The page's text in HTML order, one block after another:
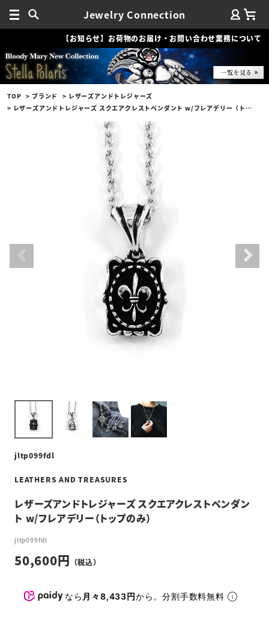
Jewelry Connection
【お知らせ】お荷物のお届け・お問い合わせ業務について
TOP ブランド
レザーズアンドトレジャーズ
レザーズアンドトレジャーズ スクエアクレストペンダント w/フレアデリー（トップのみ）
jltp099fdl
LEATHERS AND TREASURES
レザーズアンドトレジャーズ スクエアクレストペンダン
ト w/フレアデリー（トップのみ）
jltp099fdl
50,600
なら 月々8,433円から。分割手数料無料